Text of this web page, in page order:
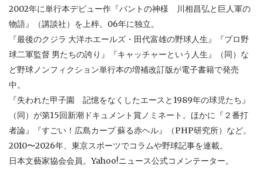
2002年に単行本デビュー作『バントの神様 川相昌弘と巨人軍の
物語』（講談社）を上梓。06年に独立。
『最後のクジラ 大洋ホエールズ・田代富雄の野球人生』『プロ野
球二軍監督 男たちの誇り』『キャッチャーという人生』（同）な
ど野球ノンフィクション単行本の増補改訂版が電子書籍で発売
中。
『失われた甲子園 記憶をなくしたエースと1989年の球児たち』
（同）が第15回新潮ドキュメント賞ノミネート。ほかに『２番打
者論』『すごい！広島カープ 蘇る赤ヘル』（PHP研究所）など。
2010〜2026年、東京スポーツでコラムや野球記事を連載。
日本文藝家協会会員。Yahoo!ニュース公式コメンテーター。